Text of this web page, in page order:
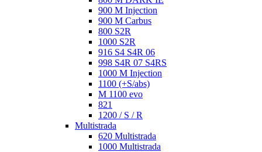
900 M Injection
900 M Carbus
800 S2R
1000 S2R
916 S4 S4R 06
998 S4R 07 S4RS
1000 M Injection
1100 (+S/abs)
M 1100 evo
821
1200 / S / R
Multistrada
620 Multistrada
1000 Multistrada